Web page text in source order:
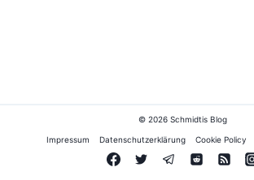
© 2026 Schmidtis Blog
Impressum Datenschutzerklärung Cookie Policy